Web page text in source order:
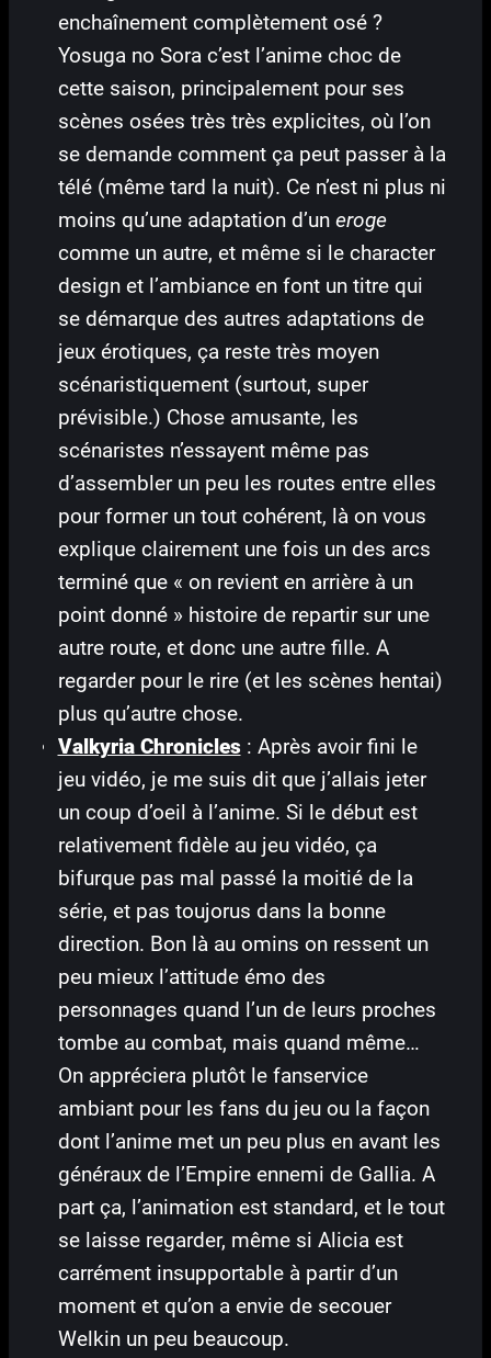
enchaînement complètement osé ?
Yosuga no Sora c’est l’anime choc de
cette saison, principalement pour ses
scènes osées très très explicites, où l’on
se demande comment ça peut passer à la
télé (même tard la nuit). Ce n’est ni plus ni
moins qu’une adaptation d’un eroge
comme un autre, et même si le character
design et l’ambiance en font un titre qui
se démarque des autres adaptations de
jeux érotiques, ça reste très moyen
scénaristiquement (surtout, super
prévisible.) Chose amusante, les
scénaristes n’essayent même pas
d’assembler un peu les routes entre elles
pour former un tout cohérent, là on vous
explique clairement une fois un des arcs
terminé que « on revient en arrière à un
point donné » histoire de repartir sur une
autre route, et donc une autre fille. A
regarder pour le rire (et les scènes hentai)
plus qu’autre chose.
Valkyria Chronicles : Après avoir fini le
jeu vidéo, je me suis dit que j’allais jeter
un coup d’oeil à l’anime. Si le début est
relativement fidèle au jeu vidéo, ça
bifurque pas mal passé la moitié de la
série, et pas toujorus dans la bonne
direction. Bon là au omins on ressent un
peu mieux l’attitude émo des
personnages quand l’un de leurs proches
tombe au combat, mais quand même…
On appréciera plutôt le fanservice
ambiant pour les fans du jeu ou la façon
dont l’anime met un peu plus en avant les
généraux de l’Empire ennemi de Gallia. A
part ça, l’animation est standard, et le tout
se laisse regarder, même si Alicia est
carrément insupportable à partir d’un
moment et qu’on a envie de secouer
Welkin un peu beaucoup.